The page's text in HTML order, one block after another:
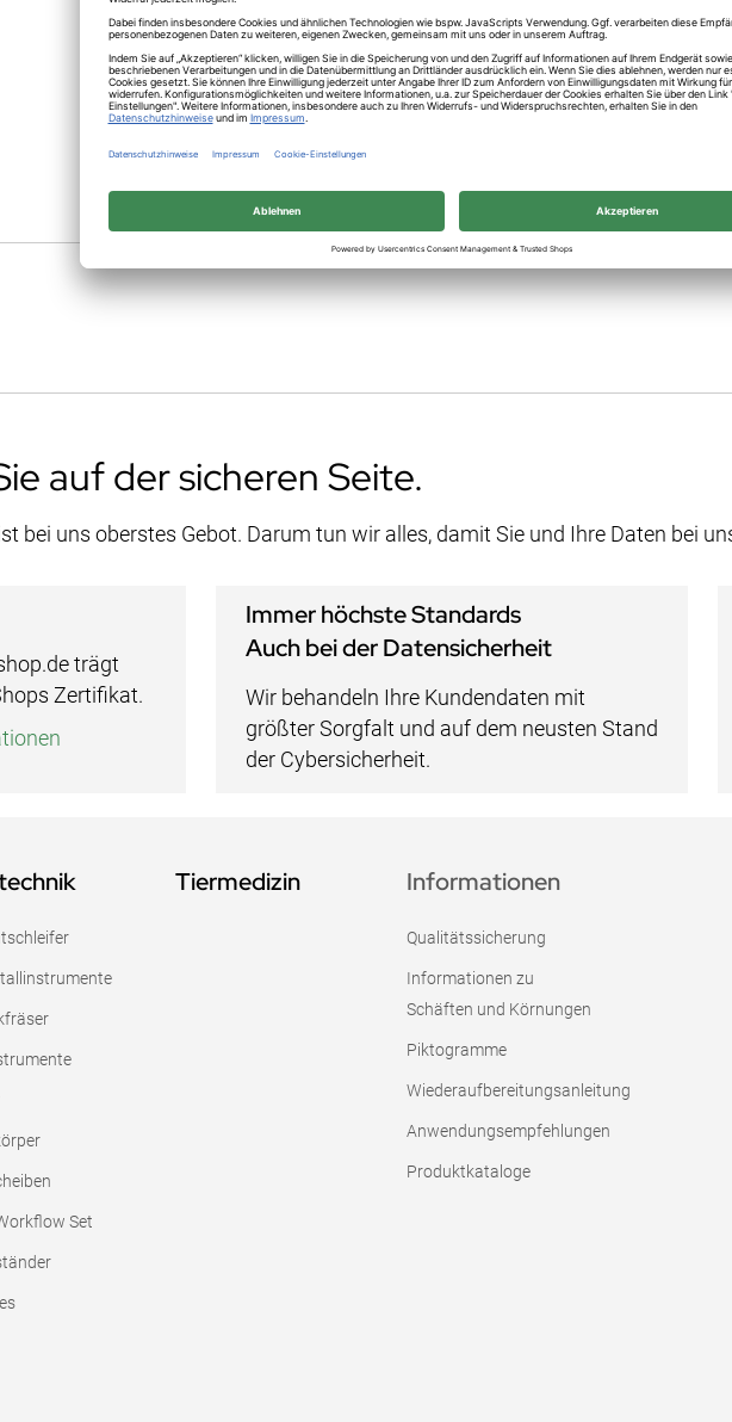
Anwendung
,
Figur
auf der sicheren Seite.
bei uns oberstes Gebot. Darum tun wir alles, damit Sie und Ihre Daten bei
trägt
Zertifikat.
Immer höchste Standards
Auch bei der Datensicherheit
Wir behandeln Ihre Kundendaten mit
größter Sorgfalt und auf dem neusten Stand
der Cybersicherheit.
Set
Tiermedizin Informationen
Qualitätssicherung
Informationen zu
Schäften und Körnungen
Piktogramme
Wiederaufbereitungsanleitung
Anwendungsempfehlungen
Produktkataloge